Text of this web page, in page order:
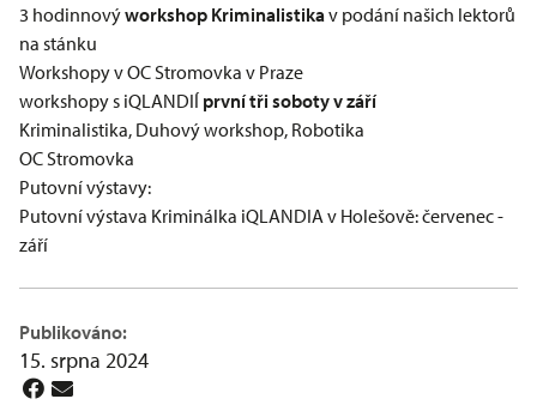
3 hodinnovýworkshop Kriminalistikav podání našich lektorů
na stánku
Workshopy v OC Stromovka v Praze
workshopy s iQLANDIÍ první tři soboty v září
Kriminalistika, Duhový workshop, Robotika
OC Stromovka
Putovní výstavy:
Putovní výstava Kriminálka iQLANDIA v Holešově: červenec -
září
Publikováno:
15. srpna 2024